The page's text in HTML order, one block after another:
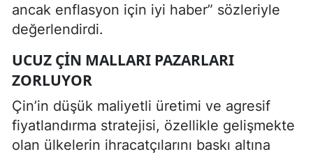
ancak enflasyon için iyi haber” sözleriyle
değerlendirdi.
UCUZ ÇIN MALLARI PAZARLARI
ZORLUYOR
Çin’in düşük maliyetli üretimi ve agresif
fiyatlandırma stratejisi, özellikle gelişmekte
olan ülkelerin ihracatçılarını baskı altına